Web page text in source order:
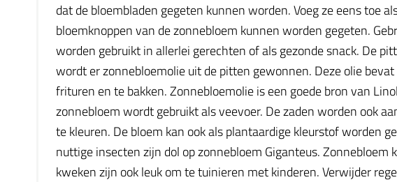
dat de bloembladen gegeten kunnen worden. Voeg ze eens toe
bloemknoppen van de zonnebloem kunnen worden gegeten.
worden gebruikt in allerlei gerechten of als gezonde snack. De
wordt er zonnebloemolie uit de pitten gewonnen. Deze olie
frituren en te bakken. Zonnebloemolie is een goede bron van
zonnebloem wordt gebruikt als veevoer. De zaden worden ook
te kleuren. De bloem kan ook als plantaardige kleurstof worden
nuttige insecten zijn dol op zonnebloem Giganteus.
kweken zijn ook leuk om te tuinieren met kinderen. Verwijder